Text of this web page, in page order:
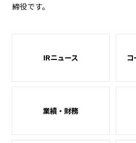
締役です。
IRニュース
業績・財務